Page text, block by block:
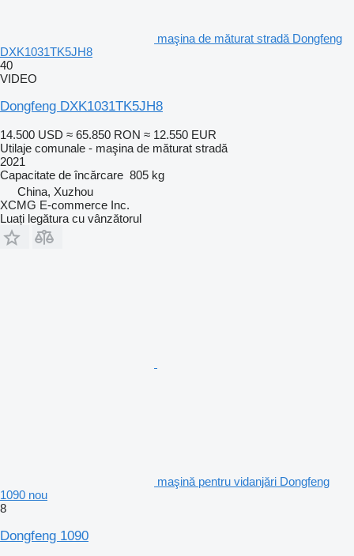
maşina de măturat stradă Dongfeng
DXK1031TK5JH8
40
VIDEO
Dongfeng DXK1031TK5JH8
14.500 USD ≈ 65.850 RON ≈ 12.550 EUR
Utilaje comunale - maşina de măturat stradă
2021
Capacitate de încărcare 805 kg
China, Xuzhou
XCMG E-commerce Inc.
Luați legătura cu vânzătorul
maşină pentru vidanjări Dongfeng
1090 nou
8
Dongfeng 1090